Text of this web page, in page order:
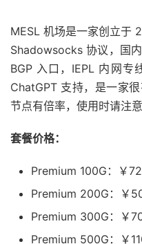
MESL 机场是一家创立于
Shadowsocks 协议，国
BGP 入口，IEPL 内网专
ChatGPT 支持，是一家
节点有倍率，使用时请注意
套餐价格：
Premium 100G：￥
Premium 200G：￥
Premium 300G：￥
Premium 500G：￥